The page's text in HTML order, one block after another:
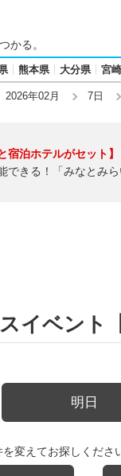
かる。
熊本県 大分県 宮
2026年02月 7日
宿泊ホテルがセット】
できる！「みなとみ
イベント
明日
変えてお探しくださ